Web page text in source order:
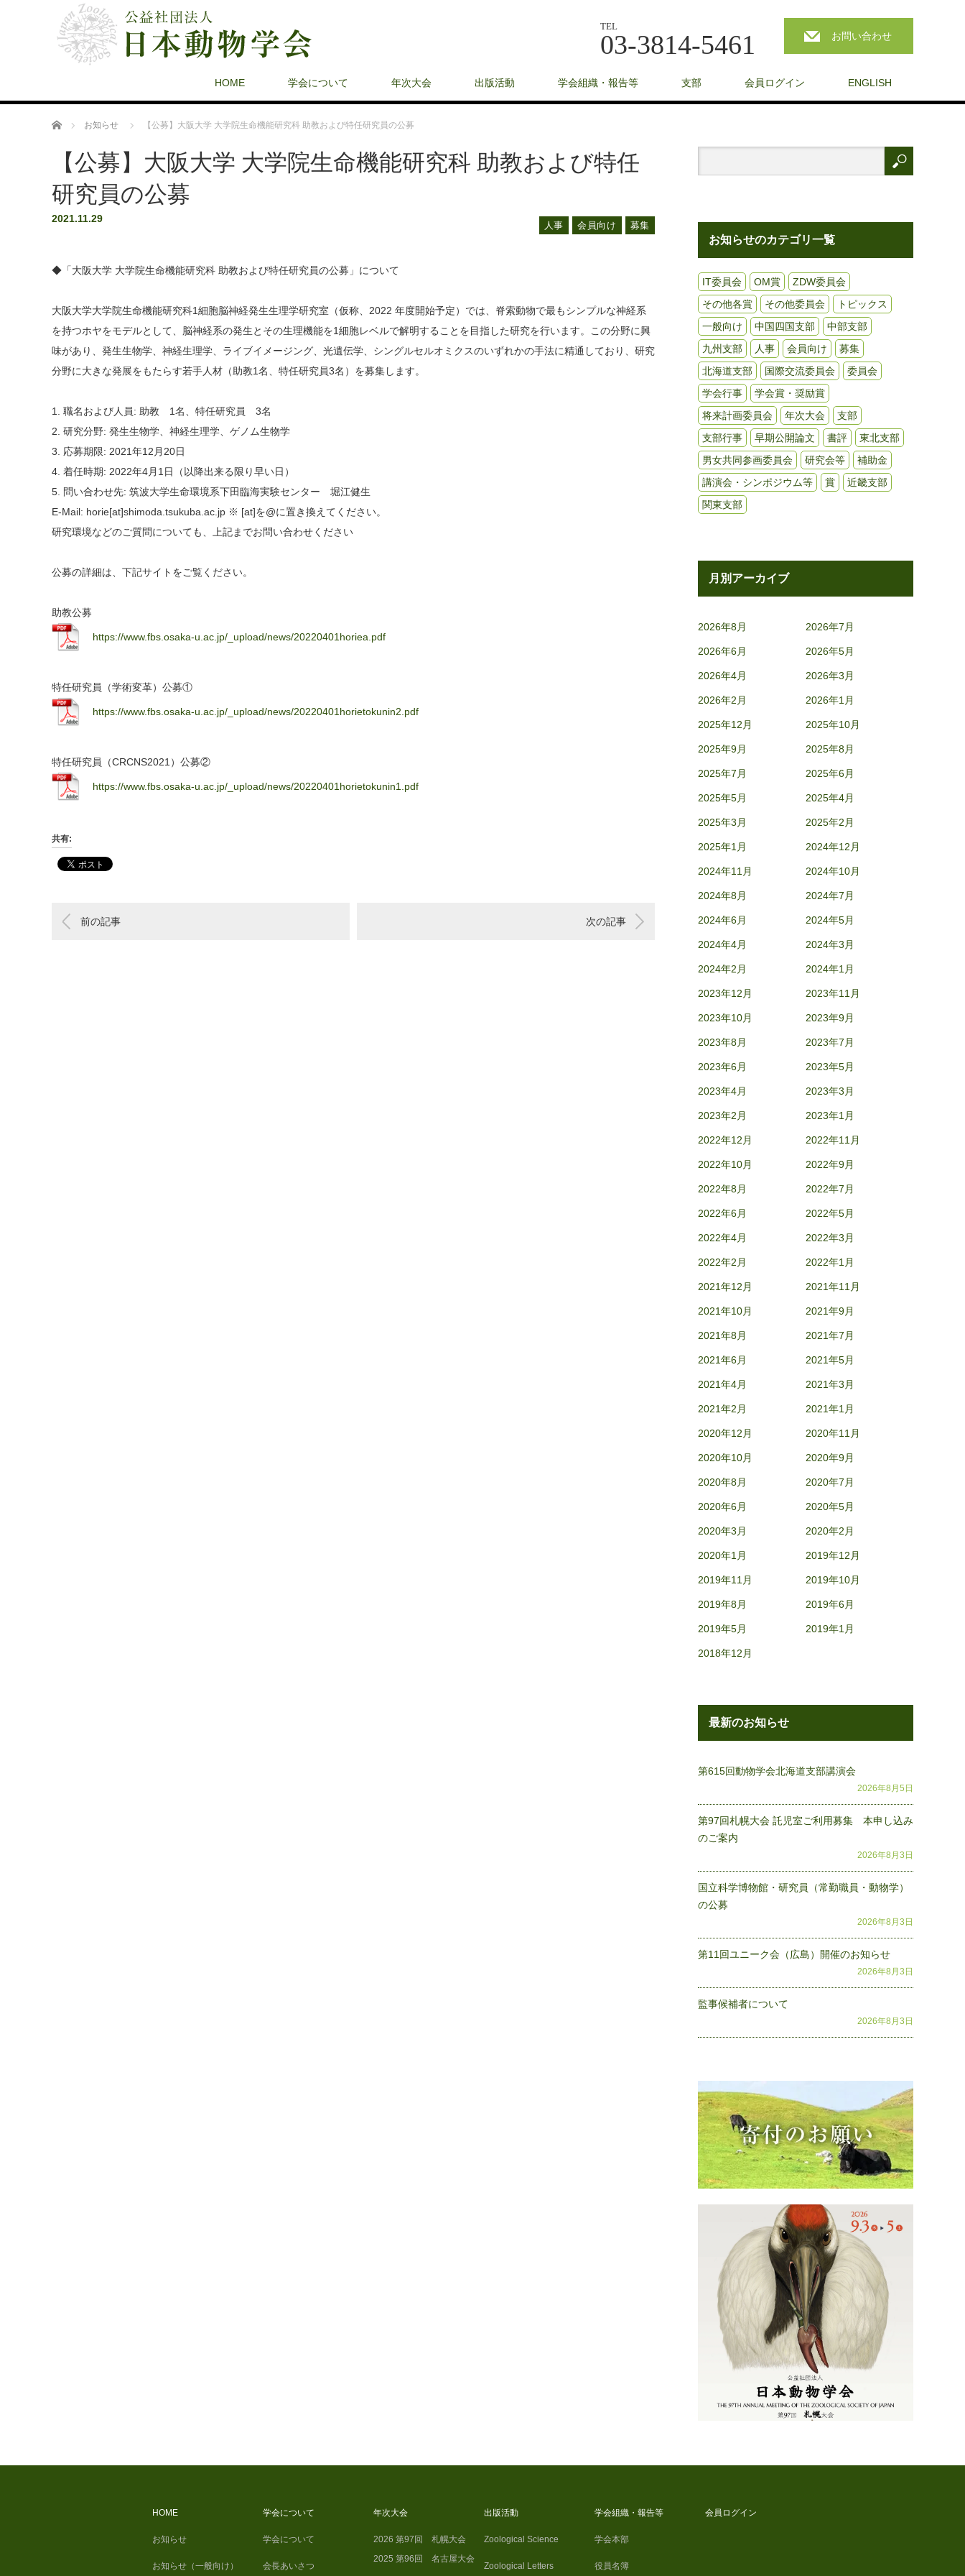
TEL
03-3814-5461 お問い合わせ
HOME 学会について 年次大会 出版活動 学会組織・報告等 支部 会員ログイン ENGLISH
ホーム お知らせ 【公募】大阪大学 大学院生命機能研究科 助教および特任研究員の公募
【公募】大阪大学 大学院生命機能研究科 助教および特任
研究員の公募
2021.11.29
人事 会員向け 募集
◆「大阪大学 大学院生命機能研究科 助教および特任研究員の公募」について
大阪大学大学院生命機能研究科1細胞脳神経発生生理学研究室（仮称、2022 年度開始予定）では、脊索動物で最もシンプルな神経系
を持つホヤをモデルとして、脳神経系の発生とその生理機能を1細胞レベルで解明することを目指した研究を行います。この分野に興
味があり、発生生物学、神経生理学、ライブイメージング、光遺伝学、シングルセルオミクスのいずれかの手法に精通しており、研究
分野に大きな発展をもたらす若手人材（助教1名、特任研究員3名）を募集します。
1. 職名および人員: 助教 1名、特任研究員 3名
2. 研究分野: 発生生物学、神経生理学、ゲノム生物学
3. 応募期限: 2021年12月20日
4. 着任時期: 2022年4月1日（以降出来る限り早い日）
5. 問い合わせ先: 筑波大学生命環境系下田臨海実験センター 堀江健生
E-Mail: horie[at]shimoda.tsukuba.ac.jp ※ [at]を@に置き換えてください。
研究環境などのご質問についても、上記までお問い合わせください
公募の詳細は、下記サイトをご覧ください。
助教公募
https://www.fbs.osaka-u.ac.jp/_upload/news/20220401horiea.pdf
特任研究員（学術変革）公募①
https://www.fbs.osaka-u.ac.jp/_upload/news/20220401horietokunin2.pdf
特任研究員（CRCNS2021）公募②
https://www.fbs.osaka-u.ac.jp/_upload/news/20220401horietokunin1.pdf
共有:
前の記事 次の記事
お知らせのカテゴリ一覧
IT委員会 OM賞
ZDW委員会
その他各賞
その他委員会
トピックス
一般向け
中国四国支部
中部支部
九州支部
人事 会員向け
募集
北海道支部
国際交流委員会
委員会
学会行事
学会賞・奨励賞
将来計画委員会
年次大会
支部
支部行事
早期公開論文 書評
東北支部
男女共同参画委員会
研究会等
補助金
講演会・シンポジウム等
賞
近畿支部
関東支部
月別アーカイブ
2026年8月 2026年7月
2026年6月 2026年5月
2026年4月 2026年3月
2026年2月 2026年1月
2025年12月 2025年10月
2025年9月 2025年8月
2025年7月 2025年6月
2025年5月 2025年4月
2025年3月 2025年2月
2025年1月 2024年12月
2024年11月 2024年10月
2024年8月 2024年7月
2024年6月 2024年5月
2024年4月 2024年3月
2024年2月 2024年1月
2023年12月 2023年11月
2023年10月 2023年9月
2023年8月 2023年7月
2023年6月 2023年5月
2023年4月 2023年3月
2023年2月 2023年1月
2022年12月 2022年11月
2022年10月 2022年9月
2022年8月 2022年7月
2022年6月 2022年5月
2022年4月 2022年3月
2022年2月 2022年1月
2021年12月 2021年11月
2021年10月 2021年9月
2021年8月 2021年7月
2021年6月 2021年5月
2021年4月 2021年3月
2021年2月 2021年1月
2020年12月 2020年11月
2020年10月 2020年9月
2020年8月 2020年7月
2020年6月 2020年5月
2020年3月 2020年2月
2020年1月 2019年12月
2019年11月 2019年10月
2019年8月 2019年6月
2019年5月 2019年1月
2018年12月
最新のお知らせ
第615回動物学会北海道支部講演会
2026年8月5日
第97回札幌大会 託児室ご利用募集 本申し込み
のご案内
2026年8月3日
国立科学博物館・研究員（常勤職員・動物学）
の公募
2026年8月3日
第11回ユニーク会（広島）開催のお知らせ
2026年8月3日
監事候補者について
2026年8月3日
HOME
お知らせ
お知らせ（一般向け）
学会について
学会について
会長あいさつ
年次大会
2026 第97回 札幌大会
2025 第96回 名古屋大会
出版活動
Zoological Science
Zoological Letters
学会組織・報告等
学会本部
役員名簿
会員ログイン